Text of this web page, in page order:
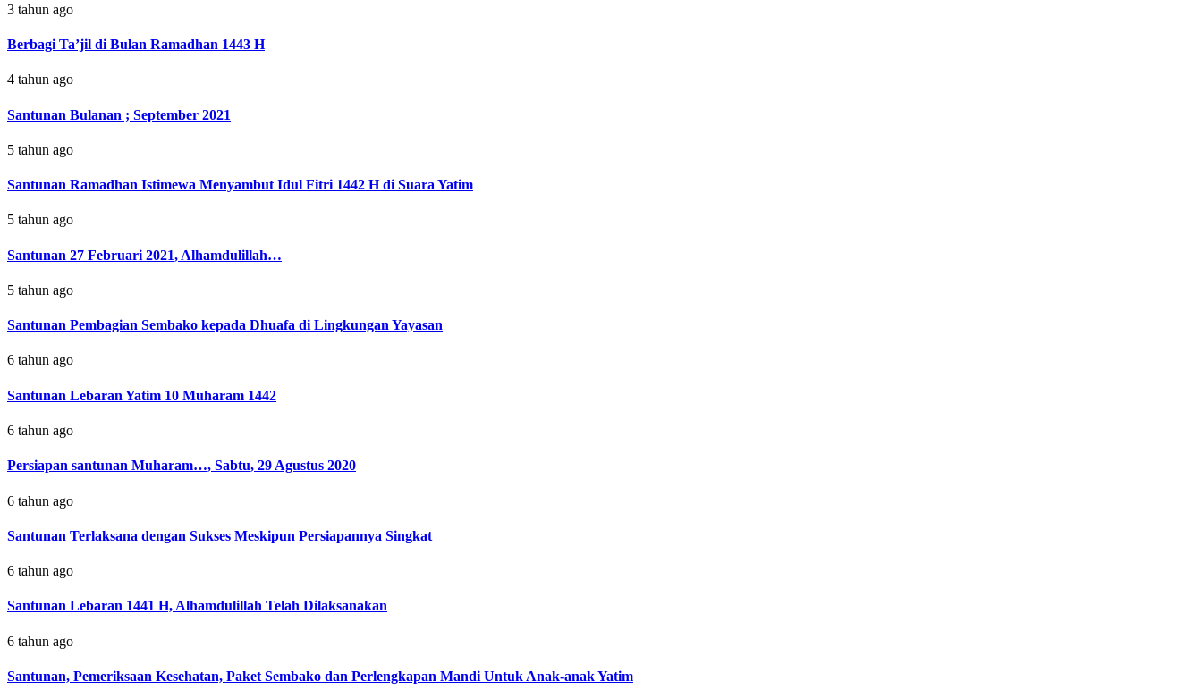
3 tahun ago
Berbagi Ta’jil di Bulan Ramadhan 1443 H
4 tahun ago
Santunan Bulanan ; September 2021
5 tahun ago
Santunan Ramadhan Istimewa Menyambut Idul Fitri 1442 H di Suara Yatim
5 tahun ago
Santunan 27 Februari 2021, Alhamdulillah…
5 tahun ago
Santunan Pembagian Sembako kepada Dhuafa di Lingkungan Yayasan
6 tahun ago
Santunan Lebaran Yatim 10 Muharam 1442
6 tahun ago
Persiapan santunan Muharam…, Sabtu, 29 Agustus 2020
6 tahun ago
Santunan Terlaksana dengan Sukses Meskipun Persiapannya Singkat
6 tahun ago
Santunan Lebaran 1441 H, Alhamdulillah Telah Dilaksanakan
6 tahun ago
Santunan, Pemeriksaan Kesehatan, Paket Sembako dan Perlengkapan Mandi Untuk Anak-anak Yatim